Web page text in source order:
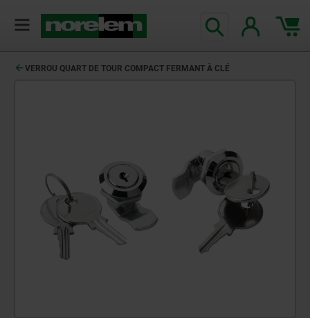
VERROU QUART DE TOUR COMPACT FERMANT À CLÉ